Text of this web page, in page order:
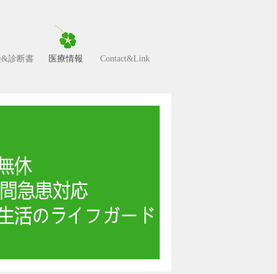
診断書 医療情報 Contact&Link